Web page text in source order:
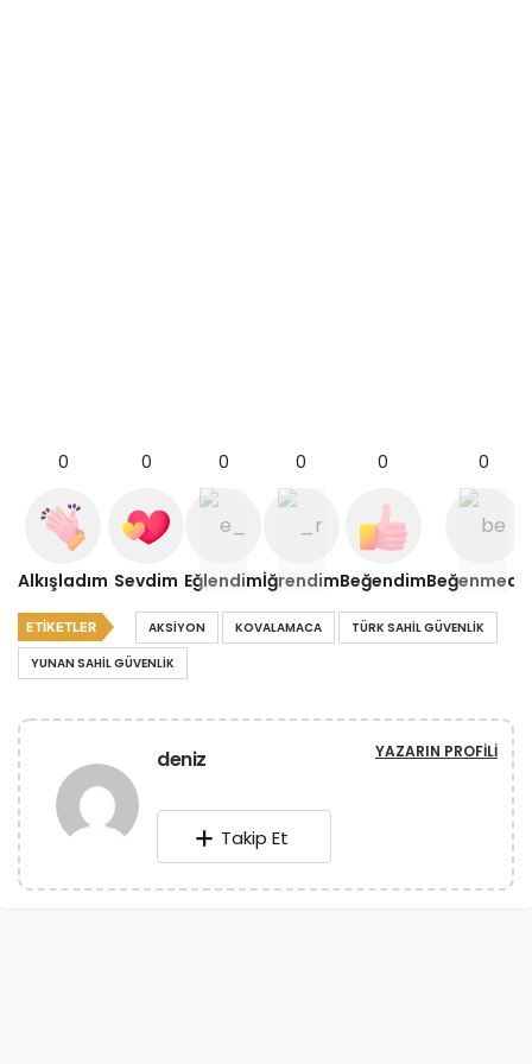
0
Alkışladım
0
Sevdim
0
Eğlendim
0
İğrendim
0
Beğendim
0
ETIKETLER AKSIYON KOVALAMACA
TÜRK SAHIL GÜVENLIK
YUNAN SAHIL GÜVENLIK
deniz YAZARIN PROFILI
Takip Et